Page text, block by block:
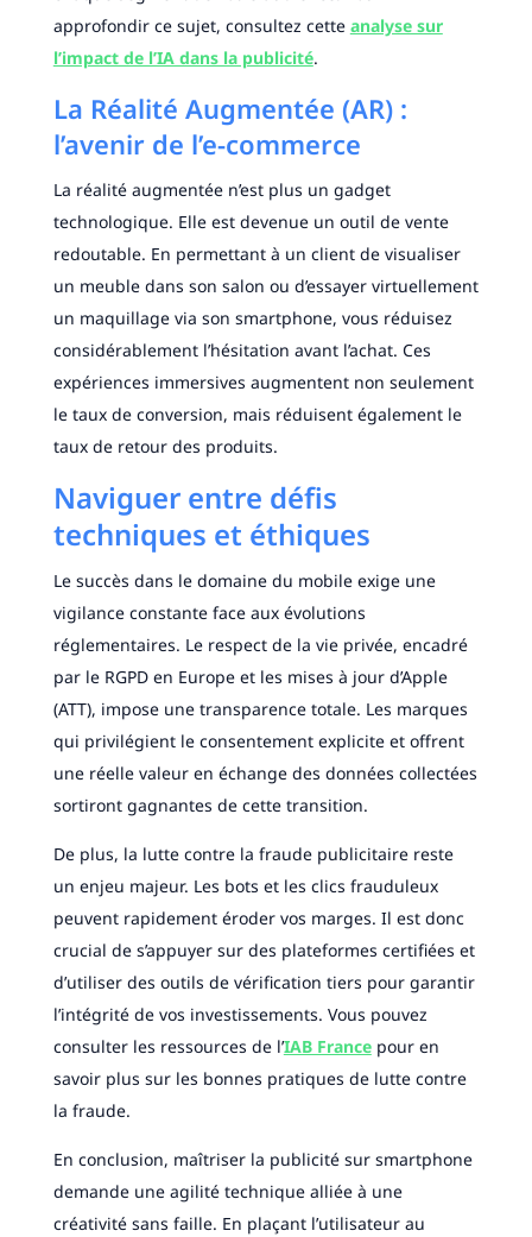
approfondir ce sujet, consultez cette analyse sur
l’impact de l’IA dans la publicité.
La Réalité Augmentée (AR) :
l’avenir de l’e-commerce
La réalité augmentée n’est plus un gadget
technologique. Elle est devenue un outil de vente
redoutable. En permettant à un client de visualiser
un meuble dans son salon ou d’essayer virtuellement
un maquillage via son smartphone, vous réduisez
considérablement l’hésitation avant l’achat. Ces
expériences immersives augmentent non seulement
le taux de conversion, mais réduisent également le
taux de retour des produits.
Naviguer entre défis
techniques et éthiques
Le succès dans le domaine du mobile exige une
vigilance constante face aux évolutions
réglementaires. Le respect de la vie privée, encadré
par le RGPD en Europe et les mises à jour d’Apple
(ATT), impose une transparence totale. Les marques
qui privilégient le consentement explicite et offrent
une réelle valeur en échange des données collectées
sortiront gagnantes de cette transition.
De plus, la lutte contre la fraude publicitaire reste
un enjeu majeur. Les bots et les clics frauduleux
peuvent rapidement éroder vos marges. Il est donc
crucial de s’appuyer sur des plateformes certifiées et
d’utiliser des outils de vérification tiers pour garantir
l’intégrité de vos investissements. Vous pouvez
consulter les ressources de l’IAB Francepour en
savoir plus sur les bonnes pratiques de lutte contre
la fraude.
En conclusion, maîtriser la publicité sur smartphone
demande une agilité technique alliée à une
créativité sans faille. En plaçant l’utilisateur au